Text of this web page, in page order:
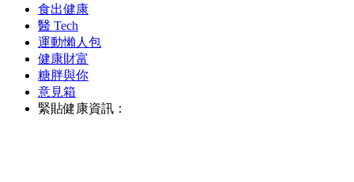
食出健康
醫 Tech
運動懶人包
健康財富
糖胖與你
意見箱
緊貼健康資訊：